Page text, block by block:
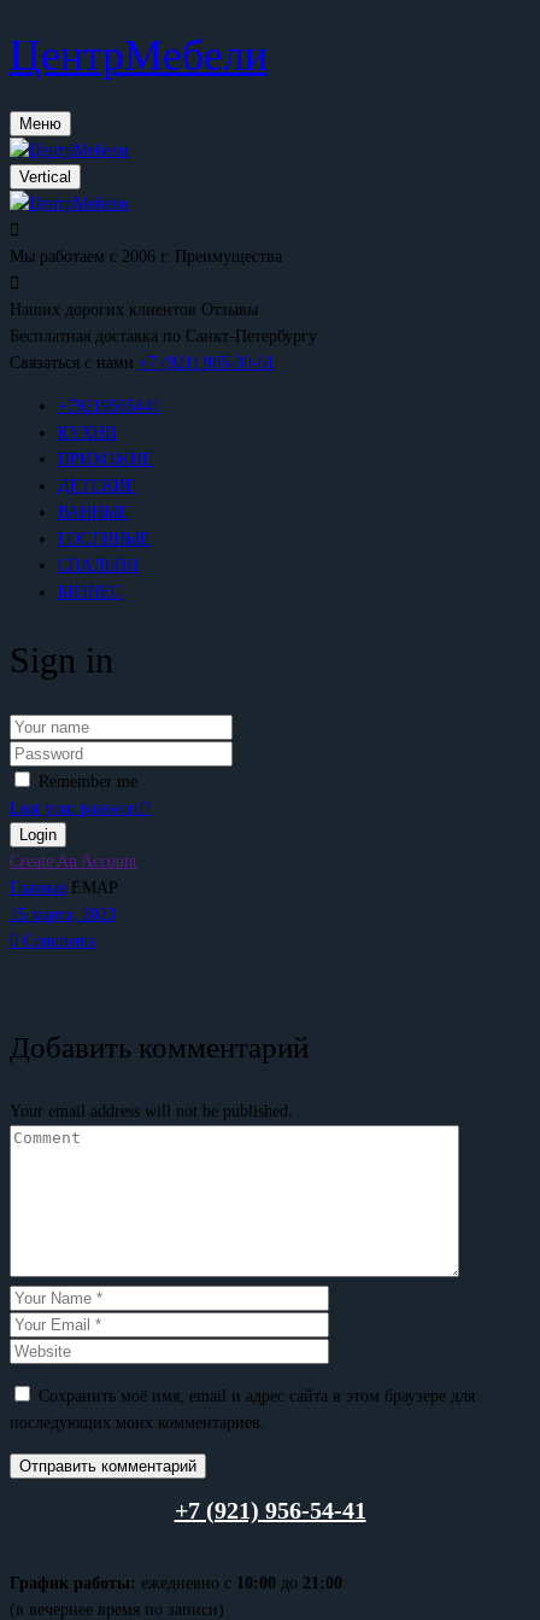
ЦентрМебели
Меню
Vertical
Мы работаем с 2006 г. Преимущества
Наших дорогих клиентов Отзывы
Бесплатная доставка по Санкт-Петербургу
Связаться с нами +7 (921) 965-30-61
+79219565441
КУХНИ
ПРИХОЖИЕ
ДЕТСКИЕ
ВАННЫЕ
ГОСТИНЫЕ
СПАЛЬНИ
БИЗНЕС
Sign in
Remember me
Lost your password?
Create An Account
Главная EMAP
15 марта, 2023
0 Comments
Добавить комментарий
Your email address will not be published.
Сохранить моё имя, email и адрес сайта в этом браузере для
последующих моих комментариев.
+7 (921) 956-54-41
График работы: ежедневно с 10:00 до 21:00
(в вечернее время по записи)